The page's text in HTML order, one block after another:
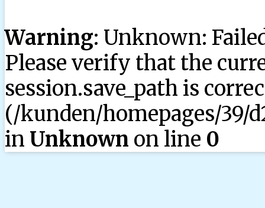
Warning: Unknown:
Please verify that the
session.save_path is
(/kunden/homepages/39/
in Unknown on line 0